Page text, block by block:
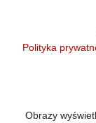
Polityka
Obrazy